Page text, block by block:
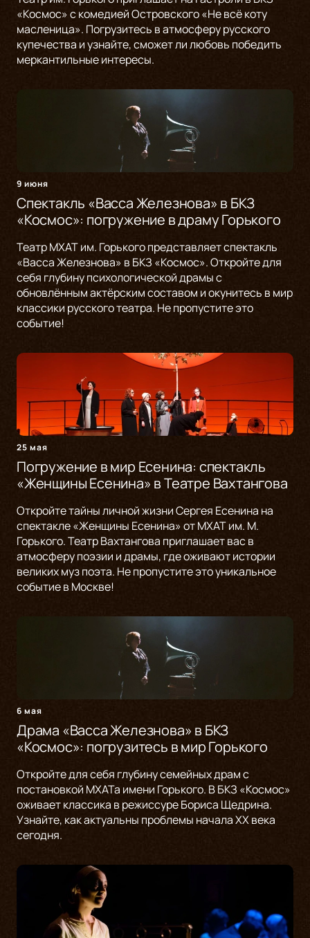
«Космос» с комедией Островского «Не всё коту
масленица». Погрузитесь в атмосферу русского
купечества и узнайте, сможет ли любовь победить
меркантильные интересы.
9 июня
Спектакль «Васса Железнова» в БКЗ
«Космос»: погружение в драму Горького
Театр МХАТ им. Горького представляет спектакль
«Васса Железнова» в БКЗ «Космос». Откройте для
себя глубину психологической драмы с
обновлённым актёрским составом и окунитесь в мир
классики русского театра. Не пропустите это
событие!
25 мая
Погружение в мир Есенина: спектакль
«Женщины Есенина» в Театре Вахтангова
Откройте тайны личной жизни Сергея Есенина на
спектакле «Женщины Есенина» от МХАТ им. М.
Горького. Театр Вахтангова приглашает вас в
атмосферу поэзии и драмы, где оживают истории
великих муз поэта. Не пропустите это уникальное
событие в Москве!
6 мая
Драма «Васса Железнова» в БКЗ
«Космос»: погрузитесь в мир Горького
Откройте для себя глубину семейных драм с
постановкой МХАТа имени Горького. В БКЗ «Космос»
оживает классика в режиссуре Бориса Щедрина.
Узнайте, как актуальны проблемы начала XX века
сегодня.